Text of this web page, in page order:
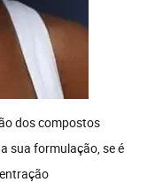
sua formulação, se é